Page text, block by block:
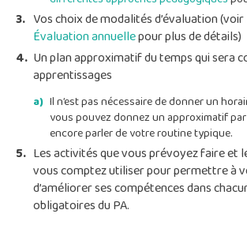
Vos choix de modalités d’évaluation
Évaluation annuellepour plus de détails)
Un plan approximatif du temps qui sera
apprentissages
Il n’est pas nécessaire de donner un
vous pouvez donnez un approximatif
encore parler de votre routine typique.
Les activités que vous prévoyez faire et
vous comptez utiliser pour permettre à
d’améliorer ses compétences dans
obligatoires du PA.